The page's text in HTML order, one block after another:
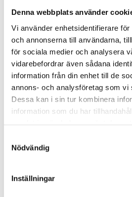
Denna webbplats använder
Vi använder enhetsidentifierare
och annonserna till användarna,
för sociala medier och analysera
vidarebefordrar även sådana
information från din enhet till de
annons- och analysföretag som vi
Dessa kan i sin tur kombinera
information som du har
Nödvändig
Inställningar